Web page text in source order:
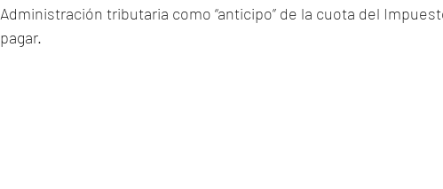
Administración tributaria como “anticipo” de la cuota del
pagar.